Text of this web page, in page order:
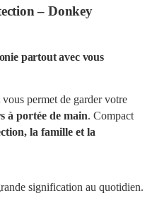
– Donkey
partout avec vous
vous permet de garder votre
à portée de main. Compact
la famille et la
signification au quotidien.